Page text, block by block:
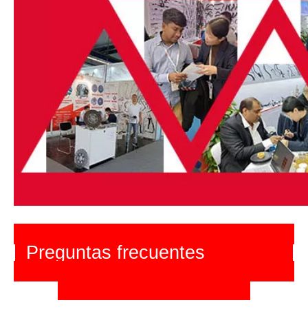
Preguntas frecuentes